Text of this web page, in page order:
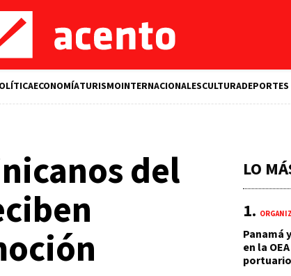
ECONOMÍATURISMOINTERNACIONALESCULTURADEPORTES
del LO
Panamá
en la